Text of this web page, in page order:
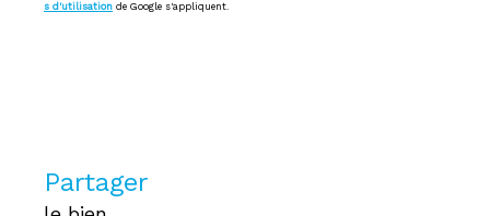
s d'utilisation de Google s'appliquent.
partager